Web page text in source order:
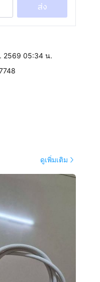
ส่ง
2569 05:34 น.
ดูเพิ่มเติม